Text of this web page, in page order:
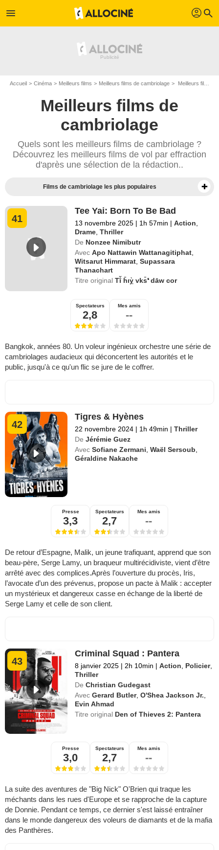
menu profil search
Accueil Cinéma Meilleurs films Meilleurs films de cambriolage Meilleurs films de vol par effraction - Page 5
Meilleurs films de
cambriolage
Quels sont les meilleurs films de cambriolage ?
Découvrez les meilleurs films de vol par effraction
d'après une sélection de la rédaction..
Films de cambriolage les plus populaires
41
Tee Yai: Born To Be Bad
13 novembre 2025 | 1h 57min | Action
Drame ,Thriller
De Nonzee Nimibutr
Avec Apo Nattawin Wattanagitiphat
Witsarut Himmarat ,Supassara
Thanachart
Titre originalTī̌ h̄ıỵ̀ vks̄ʹ̒ dāw cor
Spectateurs
2,8
Mes amis
--
Bangkok, années 80. Un voleur ingénieux orchestre une série de
cambriolages audacieux qui déconcertent les autorités et le
public, jusqu'à ce qu'un flic se jure de le coffrer.
42
Tigres & Hyènes
22 novembre 2024 | 1h 49min | Thriller
De Jérémie Guez
Avec Sofiane Zermani ,Waël Sersoub
Géraldine Nakache
Presse
3,3
Spectateurs
2,7
Mes amis
--
De retour d’Espagne, Malik, un jeune trafiquant, apprend que son
beau-père, Serge Lamy, un braqueur multirécidiviste, vient d’être
arrêté avec des complices.Après l’ouverture du procès, Iris,
l’avocate d’un des prévenus, propose un pacte à Malik : accepter
un mystérieux et dangereux casse en échange de la liberté de
Serge Lamy et celle de son client.
43
Criminal Squad : Pantera
8 janvier 2025 | 2h 10min | Action Policier,
Thriller
De Christian Gudegast
Avec Gerard Butler,O'Shea Jackson Jr.
Evin Ahmad
Titre original Den of Thieves 2: Pantera
Presse
3,0
Spectateurs
2,7
Mes amis
--
La suite des aventures de "Big Nick" O'Brien qui traque les
méchants dans les rues d'Europe et se rapproche de la capture
de Donnie. Pendant ce temps, ce dernier s'est laissé entraîner
dans le monde dangereux des voleurs de diamants et de la mafia
des Panthères.